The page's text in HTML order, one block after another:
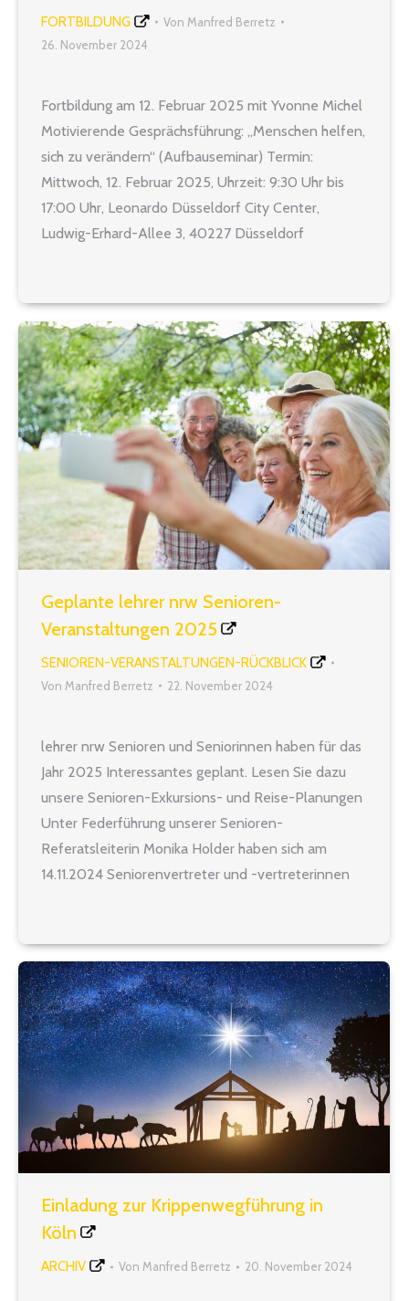
FORTBILDUNG Von Manfred Berretz
26. November 2024
Fortbildung am 12. Februar 2025 mit Yvonne Michel
Motivierende Gesprächsführung: „Menschen helfen,
sich zu verändern“ (Aufbauseminar) Termin:
Mittwoch, 12. Februar 2025, Uhrzeit: 9:30 Uhr bis
17:00 Uhr, Leonardo Düsseldorf City Center,
Ludwig-Erhard-Allee 3, 40227 Düsseldorf
darauf aufbauend weitere Gesprächshaltungen und
–techniken aus dem motivational…
Geplante lehrer nrw Senioren-
Veranstaltungen 2025
SENIOREN-VERANSTALTUNGEN-RÜCKBLICK
Von Manfred Berretz 22. November 2024
lehrer nrw Senioren und Seniorinnen haben für das
Jahr 2025 Interessantes geplant. Lesen Sie dazu
unsere Senioren-Exkursions- und Reise-Planungen
Unter Federführung unserer Senioren-
Referatsleiterin Monika Holder haben sich am
14.11.2024 Seniorenvertreter und -vertreterinnen
2025 zu entwickeln. So ist angedacht, am 19.
Februar in der…
Einladung zur Krippenwegführung in
Köln
ARCHIV Von Manfred Berretz 20. November 2024